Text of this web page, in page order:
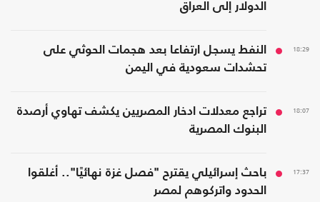
الدولار إلى العراق
18:29
النفط يسجل ارتفاعا بعد هجمات الحوثي على
تحشدات سعودية في اليمن
18:07
تراجع معدلات ادخار المصريين يكشف تهاوي أرصدة
البنوك المصرية
17:37
باحث إسرائيلي يقترح "فصل غزة نهائيًا".. أغلقوا
الحدود واتركوهم لمصر